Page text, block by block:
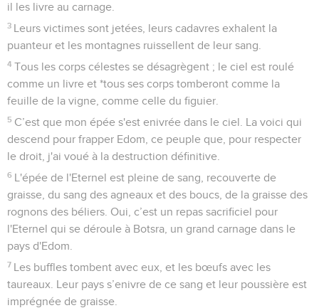
il les livre au carnage.
3 Leurs victimes sont jetées, leurs cadavres exhalent la
puanteur et les montagnes ruissellent de leur sang.
4 Tous les corps célestes se désagrègent ; le ciel est roulé
comme un livre et *tous ses corps tomberont comme la
feuille de la vigne, comme celle du figuier.
5 C’est que mon épée s'est enivrée dans le ciel. La voici qui
descend pour frapper Edom, ce peuple que, pour respecter
le droit, j'ai voué à la destruction définitive.
6 L'épée de l'Eternel est pleine de sang, recouverte de
graisse, du sang des agneaux et des boucs, de la graisse des
rognons des béliers. Oui, c’est un repas sacrificiel pour
l'Eternel qui se déroule à Botsra, un grand carnage dans le
pays d'Edom.
7 Les buffles tombent avec eux, et les bœufs avec les
taureaux. Leur pays s’enivre de ce sang et leur poussière est
imprégnée de graisse.